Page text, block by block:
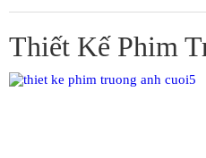
Thiết Kế Phim